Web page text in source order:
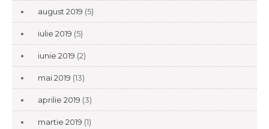
august 2019 (5)
iulie 2019 (5)
iunie 2019 (2)
mai 2019 (13)
aprilie 2019 (3)
martie 2019 (1)